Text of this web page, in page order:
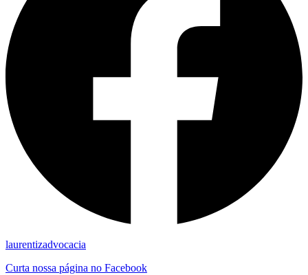
laurentizadvocacia
Curta nossa página no Facebook